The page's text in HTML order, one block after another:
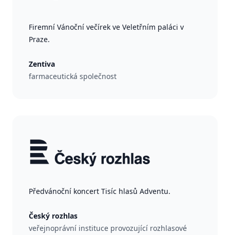
Firemní Vánoční večírek ve Veletřním paláci v
Praze.
Zentiva
farmaceutická společnost
Předvánoční koncert Tisíc hlasů Adventu.
Český rozhlas
veřejnoprávní instituce provozující rozhlasové